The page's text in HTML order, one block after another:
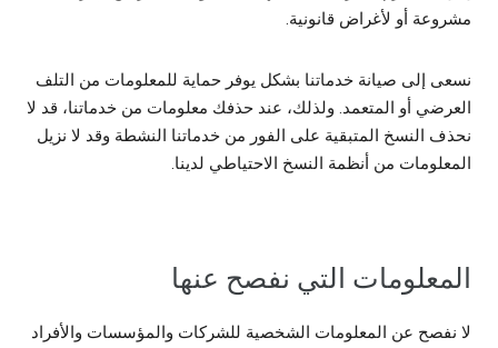
مشروعة أو لأغراض قانونية.
نسعى إلى صيانة خدماتنا بشكل يوفر حماية للمعلومات من التلف
العرضي أو المتعمد. ولذلك، عند حذفك معلومات من خدماتنا، قد لا
نحذف النسخ المتبقية على الفور من خدماتنا النشطة وقد لا نزيل
المعلومات من أنظمة النسخ الاحتياطي لدينا.
المعلومات التي نفصح عنها
لا نفصح عن المعلومات الشخصية للشركات والمؤسسات والأفراد